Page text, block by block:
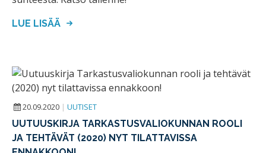
LUE LISÄÄ
20.09.2020 | UUTISET
UUTUUSKIRJA TARKASTUSVALIOKUNNAN ROOLI
JA TEHTÄVÄT (2020) NYT TILATTAVISSA